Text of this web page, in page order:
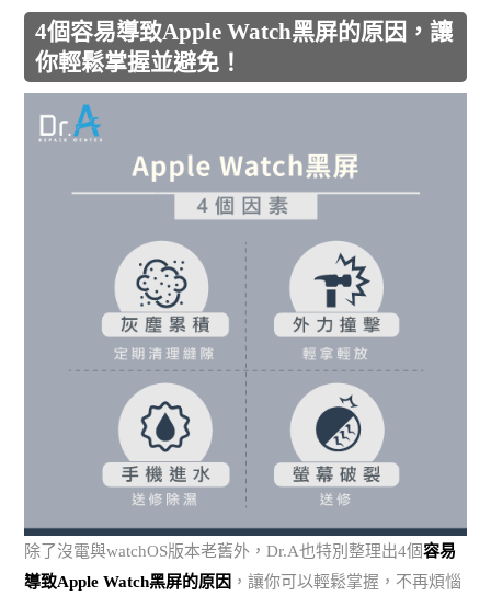
4個容易導致Apple Watch黑屏的原因，讓
你輕鬆掌握並避免！
除了沒電與watchOS版本老舊外，Dr.A也特別整理出4個容易
導致Apple Watch黑屏的原因 ，讓你可以輕鬆掌握，不再煩惱